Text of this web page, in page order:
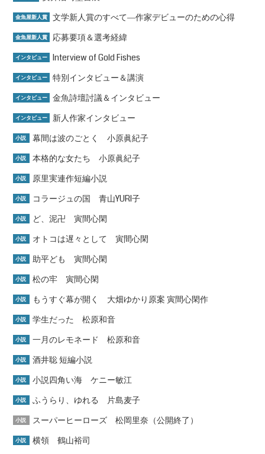
金魚屋新人賞 文学新人賞のすべて―作家デビューのための心得
金魚屋新人賞 応募要項＆選考経緯
インタビュー Interview of Gold Fishes
インタビュー 特別インタビュー＆講演
インタビュー 金魚詩壇討議＆インタビュー
インタビュー 新人作家インタビュー
小説 幕間は波のごとく 小原眞紀子
小説 本格的な女たち 小原眞紀子
小説 原里実連作短編小説
小説 コラージュの国 青山YURI子
小説 ど、泥卍 寅間心閑
小説 オトコは遅々として 寅間心閑
小説 助平ども 寅間心閑
小説 松の牢 寅間心閑
小説 もうすぐ幕が開く 大畑ゆかり原案 寅間心閑作
小説 学生だった 松原和音
小説 一月のレモネード 松原和音
小説 酒井聡 短編小説
小説 小説四角い海 ケニー敏江
小説 ふうらり、ゆれる 片島麦子
小説 スーパーヒーローズ 松岡里奈（公開終了）
小説 横領 鶴山裕司